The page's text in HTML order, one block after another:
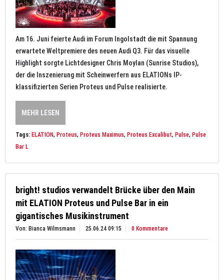
Am 16. Juni feierte Audi im Forum Ingolstadt die mit Spannung
erwartete Weltpremiere des neuen Audi Q3. Für das visuelle
Highlight sorgte Lichtdesigner Chris Moylan (Sunrise Studios),
der die Inszenierung mit Scheinwerfern aus ELATIONs IP-
klassifizierten Serien Proteus und Pulse realisierte.
MEHR LESEN
Tags: ELATION, Proteus, Proteus Maximus, Proteus Excalibut, Pulse, Pulse
Bar L
bright! studios verwandelt Brücke über den Main
mit ELATION Proteus und Pulse Bar in ein
gigantisches Musikinstrument
Von: Bianca Wilmsmann 25.06.24 09:15 0 Kommentare